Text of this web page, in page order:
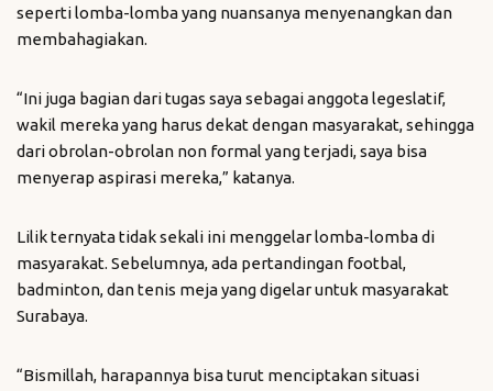
seperti lomba-lomba yang nuansanya menyenangkan dan
membahagiakan.
“Ini juga bagian dari tugas saya sebagai anggota legeslatif,
wakil mereka yang harus dekat dengan masyarakat, sehingga
dari obrolan-obrolan non formal yang terjadi, saya bisa
menyerap aspirasi mereka,” katanya.
Lilik ternyata tidak sekali ini menggelar lomba-lomba di
masyarakat. Sebelumnya, ada pertandingan footbal,
badminton, dan tenis meja yang digelar untuk masyarakat
Surabaya.
“Bismillah, harapannya bisa turut menciptakan situasi